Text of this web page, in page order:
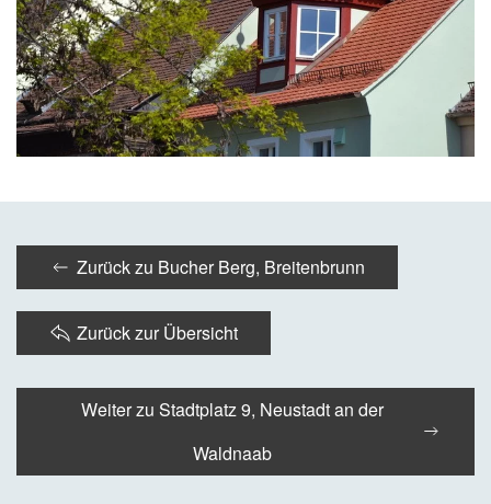
Zurück zu Bucher Berg, Breitenbrunn
Zurück zur Übersicht
Weiter zu Stadtplatz 9, Neustadt an der
Waldnaab